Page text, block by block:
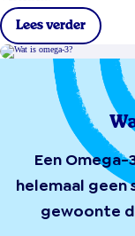
Lees verder
Een
helemaal
gewoonte